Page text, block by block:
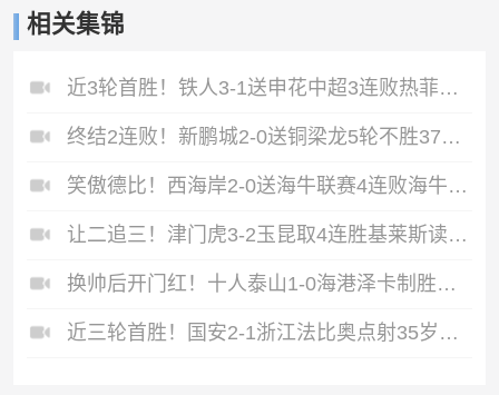
相关集锦
近3轮首胜！铁人3-1送申花中超3连败热菲尼奥双响邦本宜裕传射
终结2连败！新鹏城2-0送铜梁龙5轮不胜37岁姜至鹏破门韦斯利建功
笑傲德比！西海岸2-0送海牛联赛4连败海牛仍垫底西海岸升至第二
让二追三！津门虎3-2玉昆取4连胜基莱斯读秒绝杀萨尔瓦多破门
换帅后开门红！十人泰山1-0海港泽卡制胜于金永扑点海港三球被吹
近三轮首胜！国安2-1浙江法比奥点射35岁张稀哲制胜王钰栋送助攻